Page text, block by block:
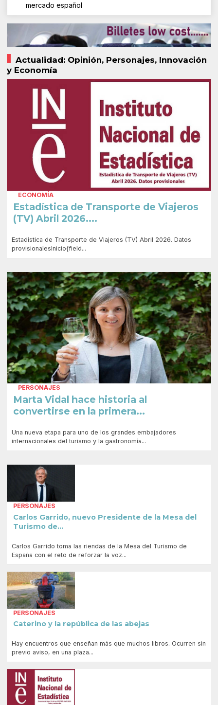
mercado español
Actualidad: Opinión, Personajes, Innovación
y Economía
ECONOMÍA
Estadística de Transporte de Viajeros
(TV) Abril 2026....
Estadística de Transporte de Viajeros (TV) Abril 2026. Datos
provisionalesInicio{field...
PERSONAJES
Marta Vidal hace historia al
convertirse en la primera...
Una nueva etapa para uno de los grandes embajadores
internacionales del turismo y la gastronomía...
PERSONAJES
Carlos Garrido, nuevo Presidente de la Mesa del
Turismo de...
Carlos Garrido toma las riendas de la Mesa del Turismo de
España con el reto de reforzar la voz...
PERSONAJES
Caterino y la república de las abejas
Hay encuentros que enseñan más que muchos libros. Ocurren sin
previo aviso, en una plaza...